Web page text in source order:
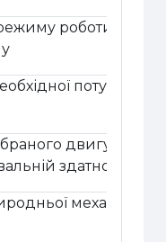
роботи
двигуна по
здатності
механічної